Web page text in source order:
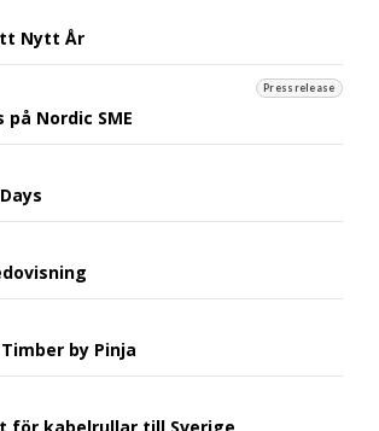
Nytt År
Pressrelease
Nordic SME
by Pinja